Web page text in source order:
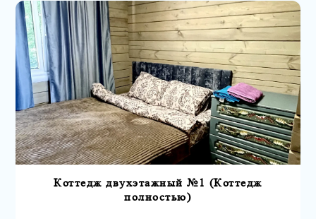
Коттедж двухэтажный №1 (Коттедж
полностью)